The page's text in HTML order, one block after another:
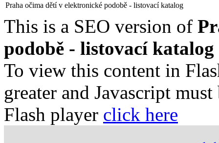
Praha očima dětí v elektronické podobě - listovací katalog
This is a SEO version of
podobě - listovací katalog
To view this content in
greater and Javascript
Flash player click here